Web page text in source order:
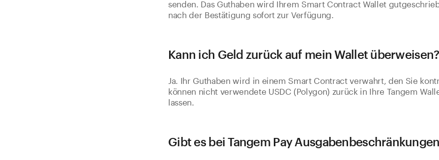
senden. Das Guthaben wird Ihrem Smart Contract Wallet
nach der Bestätigung sofort zur Verfügung.
Kann ich Geld zurück auf mein Wallet überweisen?
Ja. Ihr Guthaben wird in einem Smart Contract verwahrt, den Sie
können nicht verwendete USDC (Polygon) zurück in Ihre Tangem
lassen.
Gibt es bei Tangem Pay